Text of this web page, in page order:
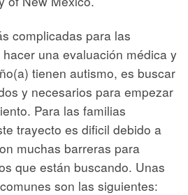
complicadas para las
una evaluación médica y
tienen autismo, es buscar
y necesarios para empezar
Para las familias
trayecto es dificil debido a
muchas barreras para
que están buscando. Unas
son las siguientes: